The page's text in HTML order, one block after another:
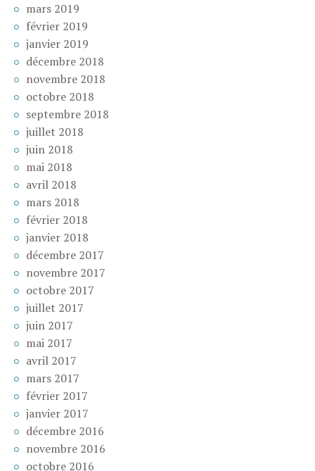
mars 2019
février 2019
janvier 2019
décembre 2018
novembre 2018
octobre 2018
septembre 2018
juillet 2018
juin 2018
mai 2018
avril 2018
mars 2018
février 2018
janvier 2018
décembre 2017
novembre 2017
octobre 2017
juillet 2017
juin 2017
mai 2017
avril 2017
mars 2017
février 2017
janvier 2017
décembre 2016
novembre 2016
octobre 2016